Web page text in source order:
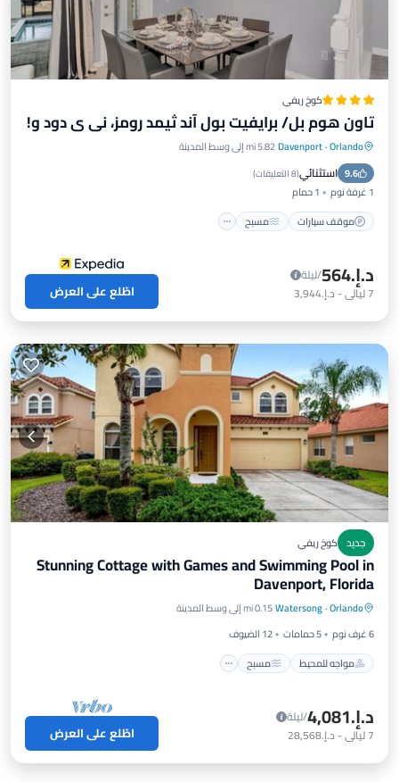
كوخ ريفي
تاون هوم بل/ برايفيت بول آند ثيمد رومز، ني ي دود و!
Orlando
·
Davenport5.82 mi إلى وسط المدينة
9.6 استثنائي(8 التعليقات )
1 غرفة نوم
1 حمام
موقف سيارات
مسبح
موقف سيارات
د.إ.‏564
/ليلة
7ليالي- د.إ.‏3,944 اطّلع على العرض
جديد كوخ ريفي
Stunning Cottage with Games and Swimming Pool in
Davenport, Florida
Orlando
·
Watersong0.15 mi إلى وسط المدينة
6 غرف نوم
5 حمامات
12 الضيوف
مواجه للمحيط
مسبح
مواجه للمحيط
شرفة / تراس
د.إ.‏4,081
/ليلة
7ليالي- د.إ.‏28,568 اطّلع على العرض